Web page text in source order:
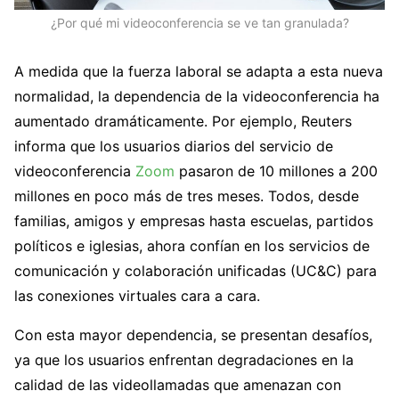
¿Por qué mi videoconferencia se ve tan granulada?
A medida que la fuerza laboral se adapta a esta nueva
normalidad, la dependencia de la videoconferencia ha
aumentado dramáticamente. Por ejemplo, Reuters
informa que los usuarios diarios del servicio de
videoconferencia Zoom pasaron de 10 millones a 200
millones en poco más de tres meses. Todos, desde
familias, amigos y empresas hasta escuelas, partidos
políticos e iglesias, ahora confían en los servicios de
comunicación y colaboración unificadas (UC&C) para
las conexiones virtuales cara a cara.
Con esta mayor dependencia, se presentan desafíos,
ya que los usuarios enfrentan degradaciones en la
calidad de las videollamadas que amenazan con